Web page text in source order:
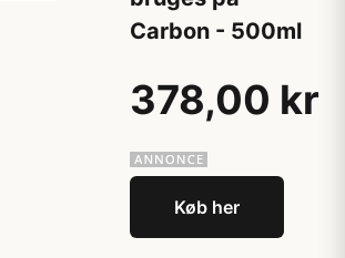
Carbon - 500ml
378,00 kr
Køb her